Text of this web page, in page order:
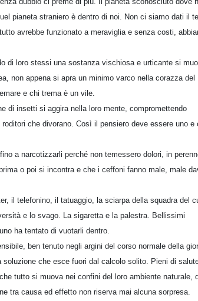
pianeta straniero è dentro di noi. Non ci siamo dati il
avrebbe funzionato a meraviglia e senza costi,
di loro stessi una sostanza vischiosa e urticante si
non appena si apra un minimo varco nella corazza del
e chi trema è un vile.
di insetti si aggira nella loro mente, compromettendo
che divorano. Così il pensiero deve essere uno e
a narcotizzarli perché non temessero dolori, in
o poi si incontra e che i ceffoni fanno male, male
il telefonino, il tatuaggio, la sciarpa della squadra del
e lo svago. La sigaretta e la palestra. Bellissimi
ha tentato di vuotarli dentro.
ben tenuto negli argini del corso normale della
soluzione che esce fuori dal calcolo solito. Pieni di
tutto si muova nei confini del loro ambiente naturale,
tra causa ed effetto non riserva mai alcuna sorpresa.